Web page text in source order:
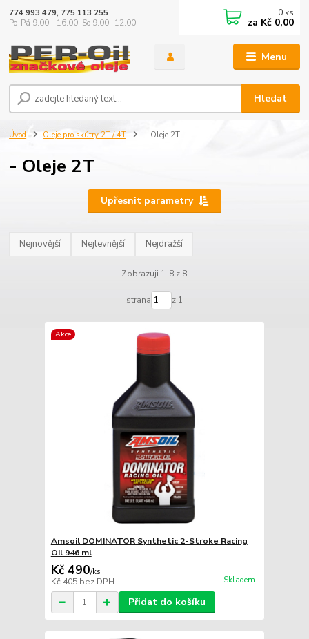
Menu
Hledat
774 993 479, 775 113 255
Po-Pá 9.00 - 16.00, So 9.00 -12.00
0 ks
za Kč 0,00
Úvod Oleje pro skútry 2T / 4T - Oleje 2T
- Oleje 2T
Upřesnit parametry
Nejnovější Nejlevnější Nejdražší
Zobrazuji 1-8 z 8
strana z 1
Akce
Amsoil DOMINATOR Synthetic 2-Stroke Racing
Oil 946 ml
Kč 490/ks
Kč 405 bez DPH Skladem
Přidat do košíku